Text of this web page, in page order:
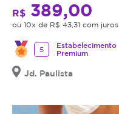
R$ 389,00
ou 10x de R$ 43,31 com juros
5
Estabelecimento
Premium
Jd. Paulista